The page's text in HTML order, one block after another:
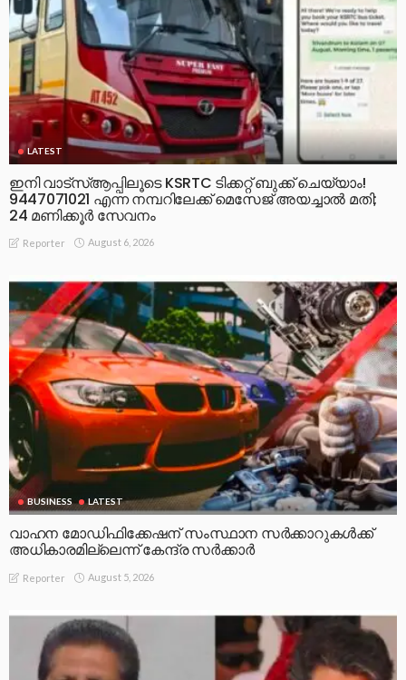
LATEST
ഇനി വാട്‌സ്ആപ്പിലൂടെ KSRTC ടിക്കറ്റ് ബുക്ക് ചെയ്യാം!
9447071021 എന്ന നമ്പറിലേക്ക് മെസേജ് അയച്ചാൽ മതി;
24 മണിക്കൂർ സേവനം
Reporter August 6, 2026
BUSINESS LATEST
വാഹന മോഡിഫിക്കേഷന് സംസ്ഥാന സർക്കാറുകൾക്ക്
അധികാരമില്ലെന്ന് കേന്ദ്ര സർക്കാർ
Reporter August 5, 2026